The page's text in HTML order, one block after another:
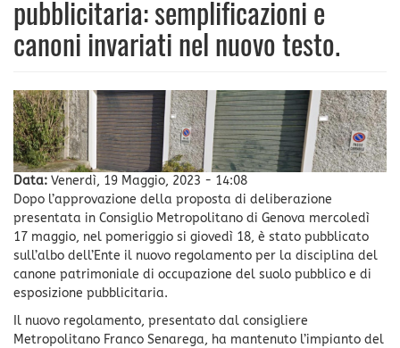
pubblicitaria: semplificazioni e
canoni invariati nel nuovo testo.
Data: Venerdì, 19 Maggio, 2023 - 14:08
Dopo l’approvazione della proposta di deliberazione
presentata in Consiglio Metropolitano di Genova mercoledì
17 maggio, nel pomeriggio si giovedì 18, è stato pubblicato
sull’albo dell’Ente il nuovo regolamento per la disciplina del
canone patrimoniale di occupazione del suolo pubblico e di
esposizione pubblicitaria.
Il nuovo regolamento, presentato dal consigliere
Metropolitano Franco Senarega, ha mantenuto l’impianto del